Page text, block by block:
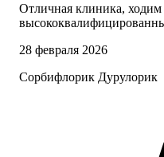
Отличная клиника, ходим
28 февраля 2026
Сорбифлорик Дурулорик